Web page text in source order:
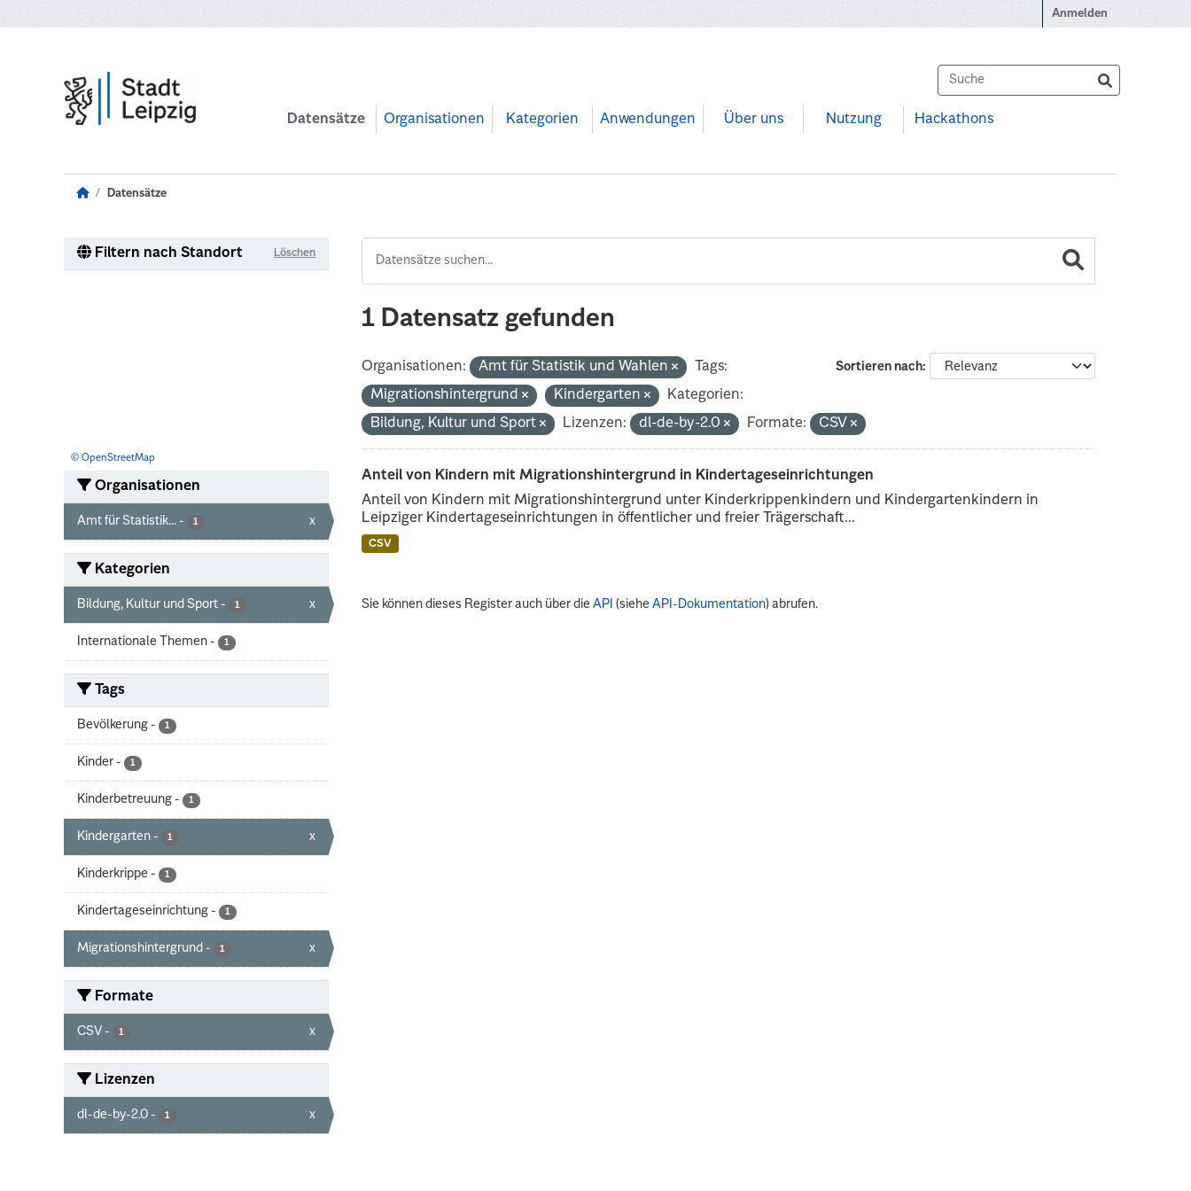
Anmelden
Datensätze Organisationen Kategorien Anwendungen Über uns Nutzung Hackathons
Datensätze
Filtern nach Standort Löschen
© OpenStreetMap
Organisationen
Amt für Statistik... - 1 x
Kategorien
Bildung, Kultur und Sport - 1 x
Internationale Themen - 1
Tags
Bevölkerung - 1
Kinder - 1
Kinderbetreuung - 1
Kindergarten - 1 x
Kinderkrippe - 1
Kindertageseinrichtung - 1
Migrationshintergrund - 1 x
Formate
CSV - 1 x
Lizenzen
dl-de-by-2.0 - 1 x
1 Datensatz gefunden
Sortieren nach
Organisationen: Amt für Statistik und Wahlen
Tags:
Migrationshintergrund
Kindergarten
Kategorien:
Bildung, Kultur und Sport
Lizenzen: dl-de-by-2.0 Formate: CSV
Anteil von Kindern mit Migrationshintergrund in Kindertageseinrichtungen
Anteil von Kindern mit Migrationshintergrund unter Kinderkrippenkindern und Kindergartenkindern in
Leipziger Kindertageseinrichtungen in öffentlicher und freier Trägerschaft...
CSV
Sie können dieses Register auch über dieAPI (sieheAPI-Dokumentation) abrufen.